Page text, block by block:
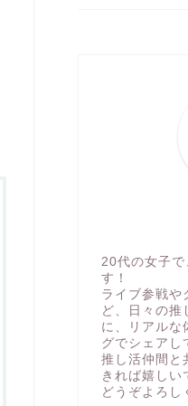
20代の女子
す！
ライブ参戦や
ど、日々の推
に、リアルな
グでシェアし
推し活仲間と
きれば嬉しい
どうぞよろし